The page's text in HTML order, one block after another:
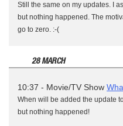
Still the same on my updates. I
but nothing happened. The
go to zero. :-(
28 MARCH
10:37 - Movie/TV Show
When will be added the update
but nothing happened!